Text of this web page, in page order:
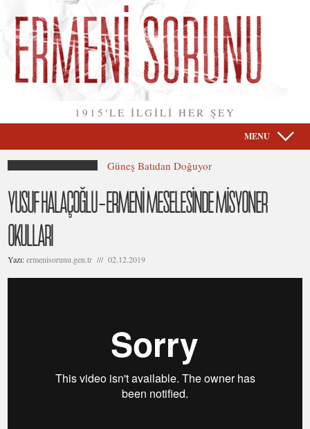
1915'LE İLGİLİ HER ŞEY
MENU
Güneş Batıdan Doğuyor
YUSUF HALAÇOĞLU – ERMENİ MESELESİNDE MİSYONER
OKULLARI
Yazı:ermenisorunu.gen.tr /// 02.12.2019